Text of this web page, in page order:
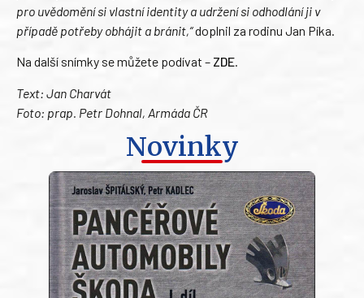
pro uvědomění si vlastní identity a udržení si odhodlání ji v
případě potřeby obhájit a bránit,“doplnil za rodinu Jan Píka.
Na další snímky se můžete podívat – ZDE.
Text: Jan Charvát
Foto: prap. Petr Dohnal, Armáda ČR
Novinky